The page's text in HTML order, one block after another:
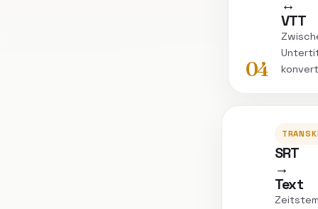
04
↔
VTT
SRT
→
Text